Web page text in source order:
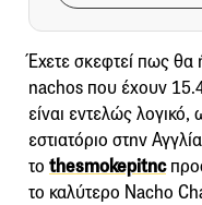
Έχετε σκεφτεί πως θα
nachos που έχουν
είναι εντελώς
εστιατόριο στην
το thesmokepitnc
το καλύτερο Nacho